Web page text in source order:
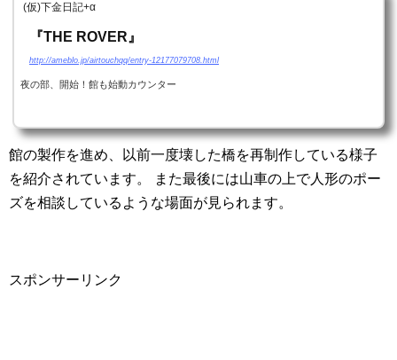
(仮)下金日記+α
『THE ROVER』
http://ameblo.jp/airtouchqq/entry-12177079708.html
夜の部、開始！館も始動カウンター
館の製作を進め、以前一度壊した橋を再制作している様子
を紹介されています。
また最後には山車の上で人形のポー
ズを相談しているような場面が見られます。
スポンサーリンク